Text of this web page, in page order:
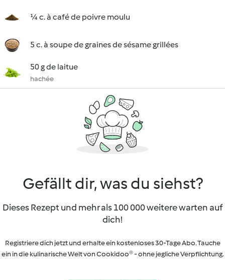
¼ c. à café de poivre moulu
5 c. à soupe de graines de sésame grillées
50 g de laitue
hachée
Gefällt dir, was du siehst?
Dieses Rezept und mehr als 100 000 weitere warten auf
dich!
Registriere dich jetzt und erhalte ein kostenloses 30-Tage Abo. Tauche
ein in die kulinarische Welt von Cookidoo® - ohne jegliche Verpflichtung.